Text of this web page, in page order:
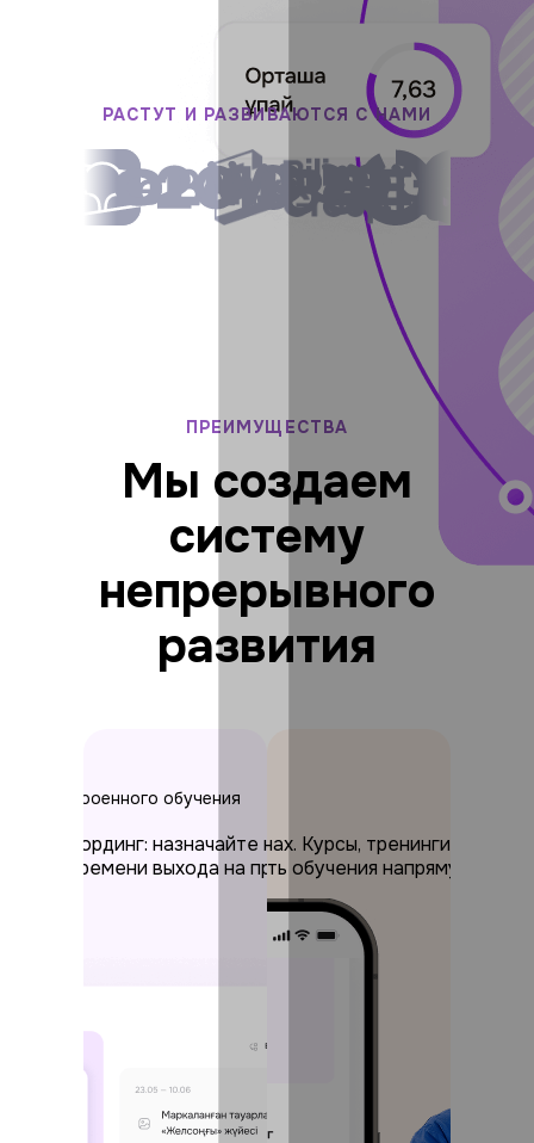
РАСТУТ И РАЗВИВАЮТСЯ С НАМИ
ПРЕИМУЩЕСТВА
Мы создаем
систему
непрерывного
развития
выстроенного обучения
онбординг: назначайте курсы, проверяйте знания и
времени выхода на продуктивность и снижение
без отрыва от работы
от работы на смартфонах. Курсы, тренинги с
команд и тех, у кого скорость обучения напрямую